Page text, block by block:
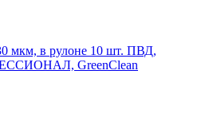
мкм, в рулоне 10 шт. ПВД,
GreenClean